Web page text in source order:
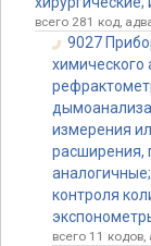
всего 281 код,
9027
измерения
расширения,
контроля
всего 11